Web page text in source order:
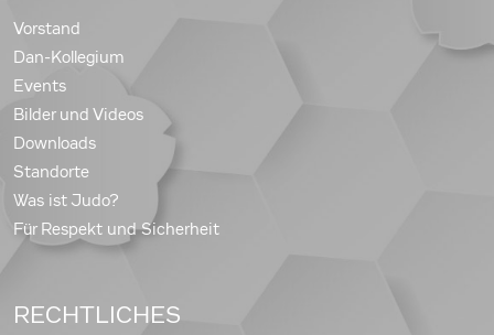
Vorstand
Dan-Kollegium
Events
Bilder und Videos
Downloads
Standorte
Was ist Judo?
Für Respekt und Sicherheit
RECHTLICHES